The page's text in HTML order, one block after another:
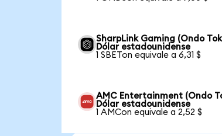
SharpLink Gaming (Ondo
Dólar estadounidense
1 SBETon equivale a 6,31 $
AMC Entertainment (Ondo
Dólar estadounidense
1 AMCon equivale a 2,52 $